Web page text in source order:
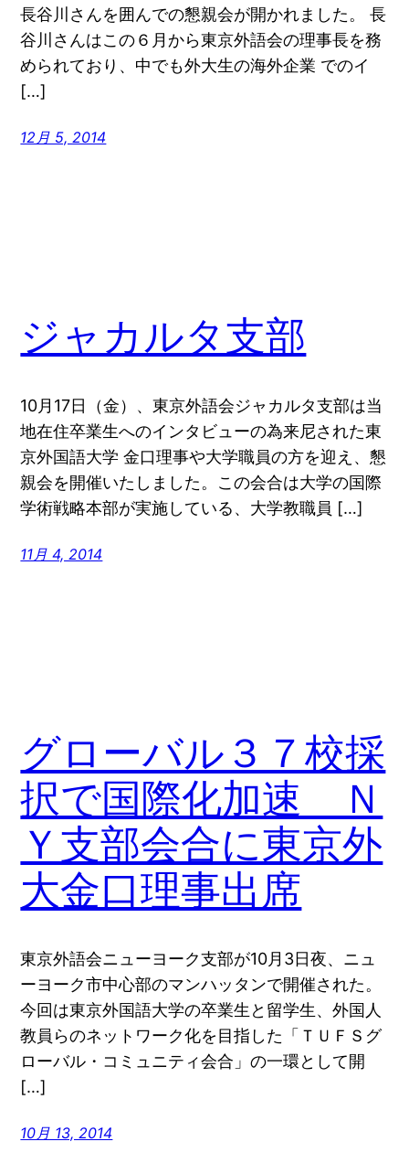
長谷川さんを囲んでの懇親会が開かれました。 長
谷川さんはこの６月から東京外語会の理事長を務
められており、中でも外大生の海外企業 でのイ
[…]
12月 5, 2014
ジャカルタ支部
10月17日（金）、東京外語会ジャカルタ支部は当
地在住卒業生へのインタビューの為来尼された東
京外国語大学 金口理事や大学職員の方を迎え、懇
親会を開催いたしました。この会合は大学の国際
学術戦略本部が実施している、大学教職員 […]
11月 4, 2014
グローバル３７校採
択で国際化加速 Ｎ
Ｙ支部会合に東京外
大金口理事出席
東京外語会ニューヨーク支部が10月3日夜、ニュ
ーヨーク市中心部のマンハッタンで開催された。
今回は東京外国語大学の卒業生と留学生、外国人
教員らのネットワーク化を目指した「ＴＵＦＳグ
ローバル・コミュニティ会合」の一環として開
[…]
10月 13, 2014